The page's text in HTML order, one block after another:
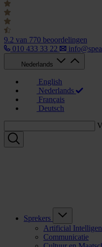
9.2 van 770 beoordelingen
010 433 33 22
Nederlands
English
Nederlands
Français
Deutsch
Sprekers
Artificial
Communicatie